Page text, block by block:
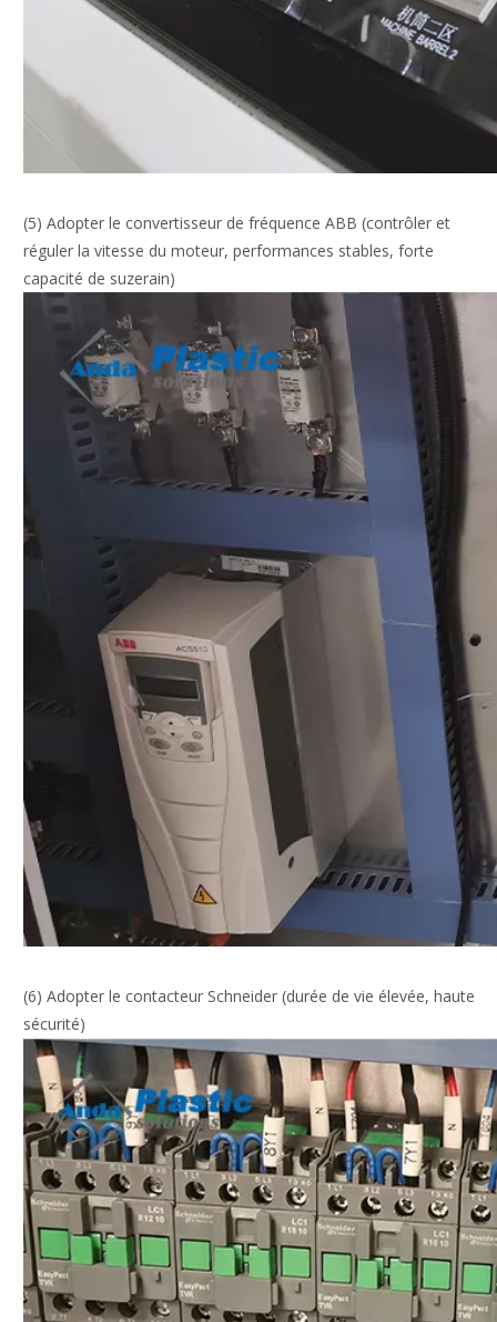
(5) Adopter le convertisseur de fréquence ABB (contrôler et
réguler la vitesse du moteur, performances stables, forte
capacité de suzerain)
(6) Adopter le contacteur Schneider (durée de vie élevée, haute
sécurité)